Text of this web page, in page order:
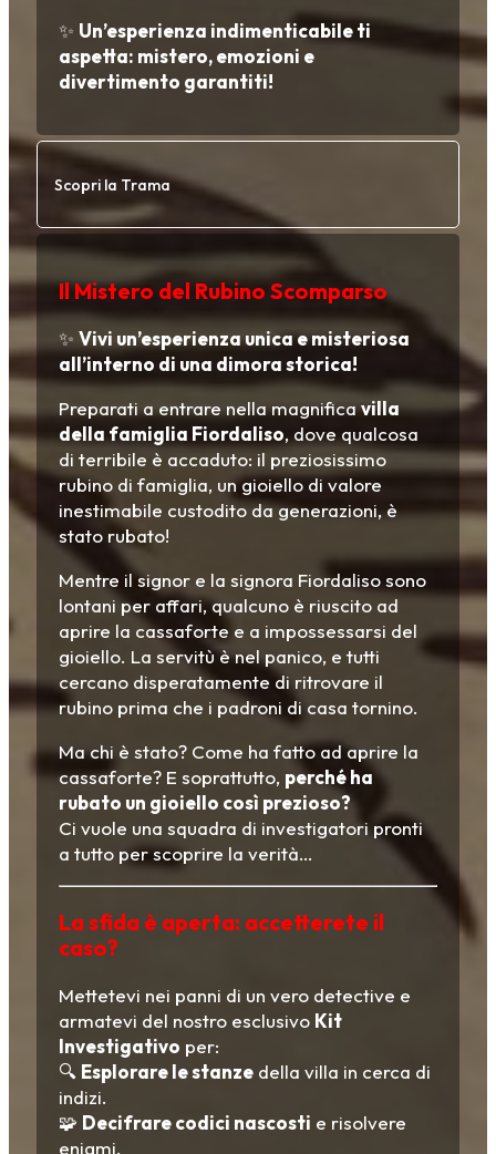
✨ Un’esperienza indimenticabile ti
aspetta: mistero, emozioni e
divertimento garantiti!
Scopri la Trama
Il Mistero del Rubino Scomparso
✨ Vivi un’esperienza unica e misteriosa
all’interno di una dimora storica!
Preparati a entrare nella magnificavilla
della famiglia Fiordaliso, dove qualcosa
di terribile è accaduto: il preziosissimo
rubino di famiglia, un gioiello di valore
inestimabile custodito da generazioni, è
stato rubato!
Mentre il signor e la signora Fiordaliso sono
lontani per affari, qualcuno è riuscito ad
aprire la cassaforte e a impossessarsi del
gioiello. La servitù è nel panico, e tutti
cercano disperatamente di ritrovare il
rubino prima che i padroni di casa tornino.
Ma chi è stato? Come ha fatto ad aprire la
cassaforte? E soprattutto, perché ha
rubato un gioiello così prezioso?
Ci vuole una squadra di investigatori pronti
a tutto per scoprire la verità…
La sfida è aperta: accetterete il
caso?
Mettetevi nei panni di un vero detective e
armatevi del nostro esclusivo Kit
Investigativo per:
🔍 Esplorare le stanze della villa in cerca di
indizi.
🧩 Decifrare codici nascosti e risolvere
enigmi.